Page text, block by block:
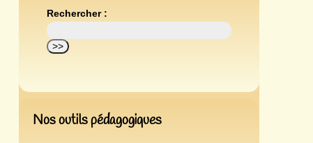
Rechercher :
Nos outils pédagogiques